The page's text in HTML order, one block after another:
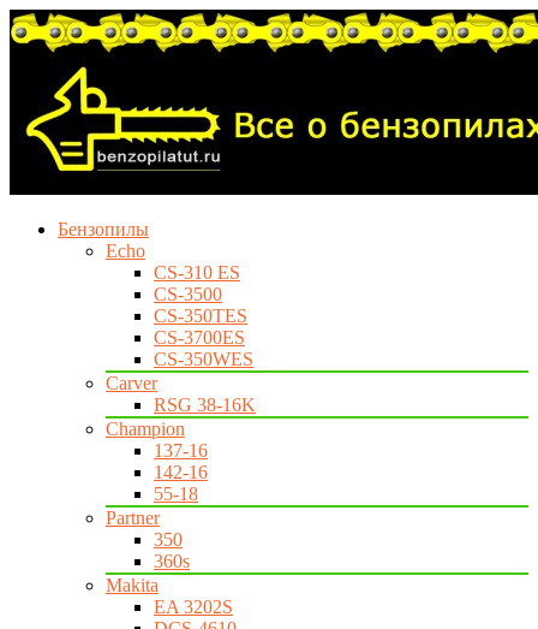
Бензопилы
Echo
CS-310 ES
CS-3500
CS-350TES
CS-3700ES
CS-350WES
Carver
RSG 38-16K
Champion
137-16
142-16
55-18
Partner
350
360s
Makita
EA 3202S